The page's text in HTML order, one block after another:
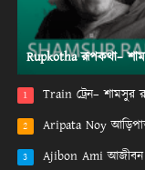
Rupkotha রূপকথা–
1 Train ট্রেন– শামসুর
2 Aripata Noy
3 Ajibon Ami আজীবন